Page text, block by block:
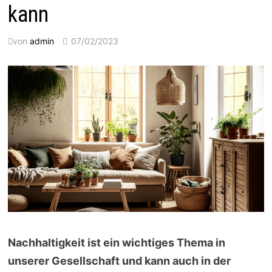
kann
von admin 07/02/2023
Nachhaltigkeit ist ein wichtiges Thema in
unserer Gesellschaft und kann auch in der